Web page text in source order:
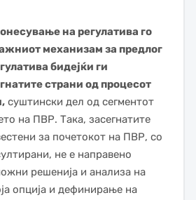
на регулатива го
механизам за предлог
бидејќи ги
страни од процесот
суштински дел од сегментот
на ПВР. Така, засегнатите
за почетокот на ПВР, со
не е направено
решенија и анализа на
опција и дефинирање на